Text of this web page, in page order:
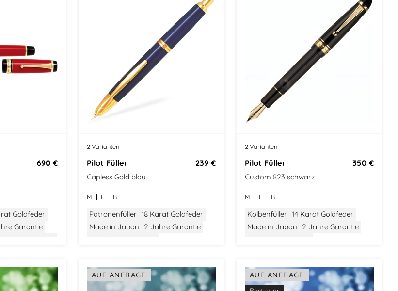
690 €
Goldfeder
Garantie
Gratis Konverter
2 Varianten
Pilot Füller 239 €
Capless Gold blau
M F B
Patronenfüller 18 Karat Goldfeder
Made in Japan
2 Jahre Garantie
Druckmechanismus
2 Varianten
Pilot Füller 350 €
Custom 823 schwarz
M F B
Kolbenfüller 14 Karat Goldfeder
Made in Japan
2 Jahre Garantie
Drehmechanismus
AUF ANFRAGE AUF ANFRAGE